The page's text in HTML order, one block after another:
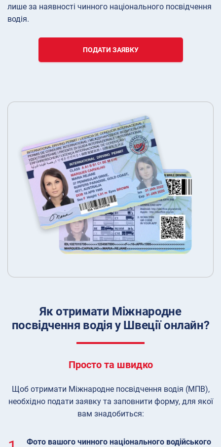
лише за наявності чинного національного посвідчення
водія.
ПОДАТИ ЗАЯВКУ
Як отримати Міжнародне
посвідчення водія у Швеції онлайн?
Просто та швидко
Щоб отримати Міжнародне посвідчення водія (МПВ),
необхідно подати заявку та заповнити форму, для якої
вам знадобиться:
Фото вашого чинного національного водійського